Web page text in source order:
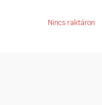
Nincs raktáron